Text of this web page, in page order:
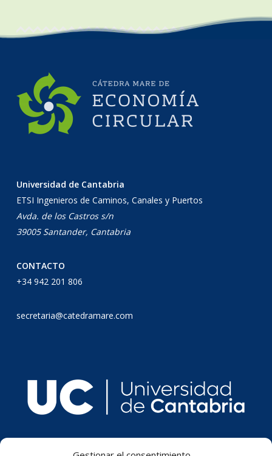
Universidad de Cantabria
ETSI Ingenieros de Caminos, Canales y Puertos
Avda. de los Castros s/n
39005 Santander, Cantabria
CONTACTO
+34 942 201 806
secretaria@catedramare.com